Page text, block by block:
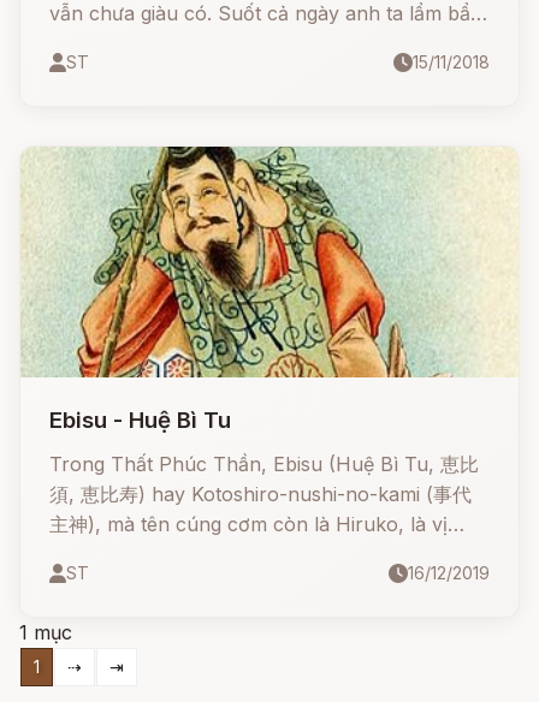
vẫn chưa giàu có. Suốt cả ngày anh ta lẩm bẩm
của ta đâu?”
ST 15/11/2018
Ebisu - Huệ Bì Tu
Trong Thất Phúc Thần, Ebisu (Huệ Bì Tu, 恵比
須, 恵比寿) hay Kotoshiro-nushi-no-kami (事代
主神), mà tên cúng cơm còn là Hiruko, là vị
sự may mắn và nhà buôn, thường được vẽ với
hồng).
ST 16/12/2019
1 mục
1 ⇢ ⇥